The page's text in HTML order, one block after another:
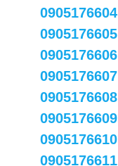
0905176604
0905176605
0905176606
0905176607
0905176608
0905176609
0905176610
0905176611